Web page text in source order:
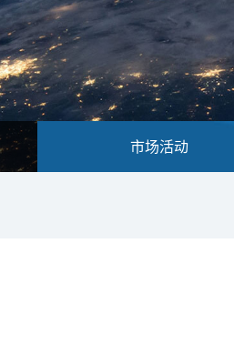
市场活动